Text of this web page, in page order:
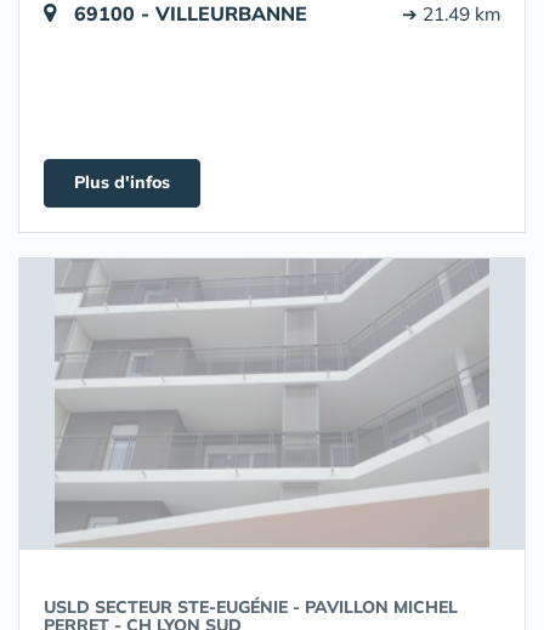
69100 - VILLEURBANNE ➔ 21.49 km
Plus d'infos
USLD SECTEUR STE-EUGÉNIE - PAVILLON MICHEL
PERRET - CH LYON SUD